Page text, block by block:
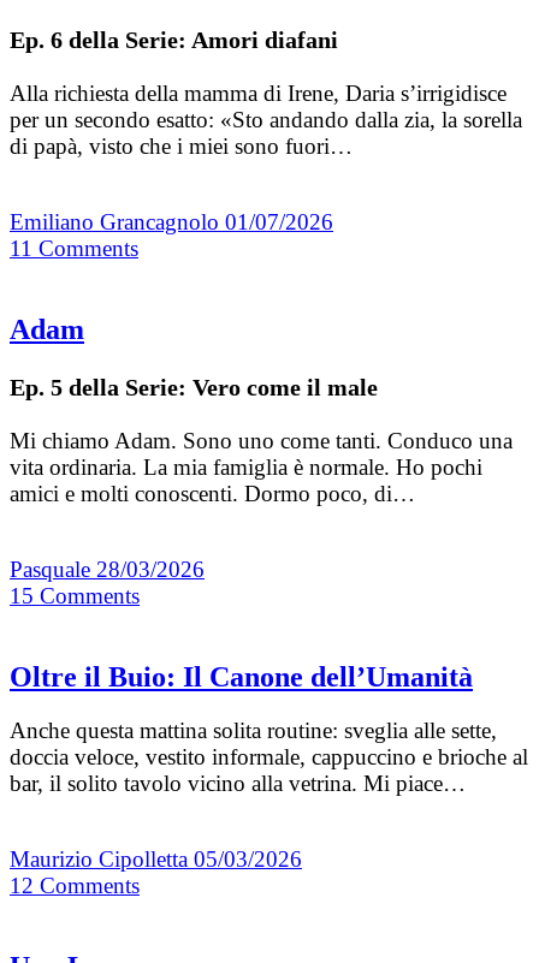
Ep. 6 della Serie: Amori diafani
Alla richiesta della mamma di Irene, Daria s’irrigidisce
per un secondo esatto: «Sto andando dalla zia, la sorella
di papà, visto che i miei sono fuori…
Emiliano Grancagnolo 01/07/2026
11 Comments
Adam
Ep. 5 della Serie: Vero come il male
Mi chiamo Adam. Sono uno come tanti. Conduco una
vita ordinaria. La mia famiglia è normale. Ho pochi
amici e molti conoscenti. Dormo poco, di…
Pasquale 28/03/2026
15 Comments
Oltre il Buio: Il Canone dell’Umanità
Anche questa mattina solita routine: sveglia alle sette,
doccia veloce, vestito informale, cappuccino e brioche al
bar, il solito tavolo vicino alla vetrina. Mi piace…
Maurizio Cipolletta 05/03/2026
12 Comments